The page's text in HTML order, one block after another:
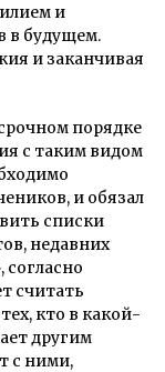
и
в будущем.
и заканчивая
порядке
с таким видом
и обязал
списки
недавних
считать
кто в какой-
другим
с ними,